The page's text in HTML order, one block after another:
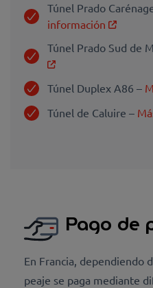
Túnel Prado
información
Túnel Prado Sud de
Túnel Duplex A86 –
Túnel de Caluire –
Pago de
En Francia, dependiendo
peaje se paga mediante